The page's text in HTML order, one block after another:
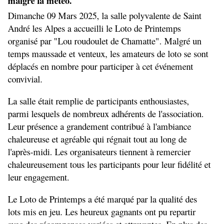
Dimanche 09 Mars 2025, la salle polyvalente de Saint
André les Alpes a accueilli le Loto de Printemps
organisé par "Lou roudoulet de Chamatte". Malgré un
temps maussade et venteux, les amateurs de loto se sont
déplacés en nombre pour participer à cet événement
convivial.
La salle était remplie de participants enthousiastes,
parmi lesquels de nombreux adhérents de l'association.
Leur présence a grandement contribué à l'ambiance
chaleureuse et agréable qui régnait tout au long de
l'après-midi. Les organisateurs tiennent à remercier
chaleureusement tous les participants pour leur fidélité et
leur engagement.
Le Loto de Printemps a été marqué par la qualité des
lots mis en jeu. Les heureux gagnants ont pu repartir